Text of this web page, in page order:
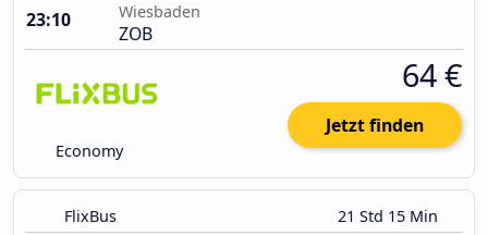
23:10
Wiesbaden
ZOB
Economy
64 €
Jetzt finden
FlixBus 21 Std 15 Min